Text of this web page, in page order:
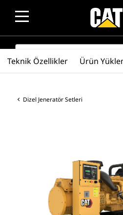
SEARCH
Dizel Jeneratör Setleri
Teknik Özellikler Ürün